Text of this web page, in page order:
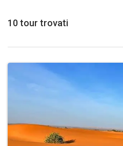
TOUR DA OUARZAZATE
10 tour trovati